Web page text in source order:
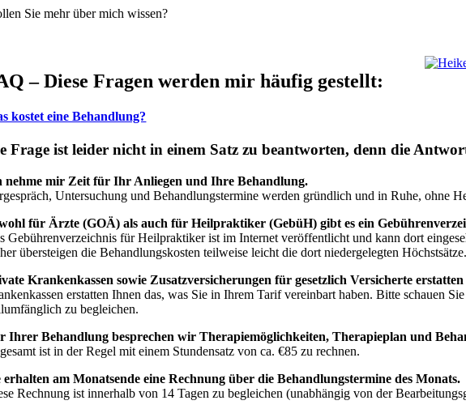
Sie mehr über mich wissen?
– Diese Fragen werden mir häufig gestellt:
kostet eine Behandlung?
Frage ist leider nicht in einem Satz zu beantworten, denn die
nehme mir Zeit für Ihr Anliegen und Ihre Behandlung.
Untersuchung und Behandlungstermine werden gründlich und in Ruhe, ohne
für Ärzte (GOÄ) als auch für Heilpraktiker (GebüH) gibt es ein
Gebührenverzeichnis für Heilpraktiker ist im Internet veröffentlicht und kann dort
übersteigen die Behandlungskosten teilweise leicht die dort niedergelegten
Krankenkassen sowie Zusatzversicherungen für gesetzlich Versicherte
erstatten Ihnen das, was Sie in Ihrem Tarif vereinbart haben. Bitte schauen
zu begleichen.
Ihrer Behandlung besprechen wir Therapiemöglichkeiten, Therapieplan und
ist in der Regel mit einem Stundensatz von ca. €85 zu rechnen.
erhalten am Monatsende eine Rechnung über die Behandlungstermine des Monats.
Rechnung ist innerhalb von 14 Tagen zu begleichen (unabhängig von der